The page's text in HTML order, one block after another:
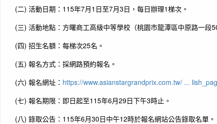
(二) 活動日期：115年7月1日至7月3日，每日辦理1梯次。
(三) 活動地點：方曙商工高級中等學校（桃園市龍潭區中原路一段
(四) 招生名額：每梯次25名。
(五) 報名方式：採網路預約報名。
(六) 報名網址： https://www.asianstargrandprix.com.tw/ ...
(七) 報名期限：即日起至115年6月29日下午3時止。
(八) 錄取公告：115年6月30日中午12時於報名網站公告錄取名單。